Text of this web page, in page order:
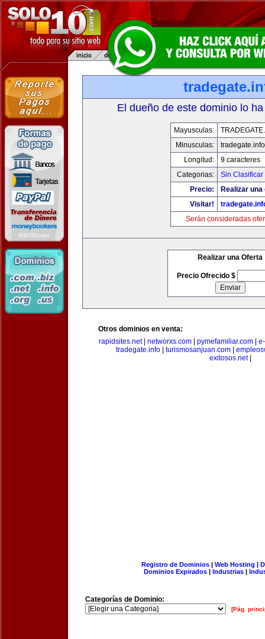
El dueño de este dominio lo
Mayusculas:
Minusculas:
tradegate.info
Longitud:
9 caracteres
Categorias:
Sin Clasificar
Precio:
Realizar
Visitar!
Serán consideradas
Realizar una Oferta
Precio Ofrecido $
Otros dominios en venta:
rapidsites.net| networxs.com| pymefamiliar.com|
tradegate.info| turismosanjuan.com|
exitosos.net|
Registro de Dominios| Web Hosting |
Dominios Expirados | Industrias |
Categorías de Dominio:
[Pág.